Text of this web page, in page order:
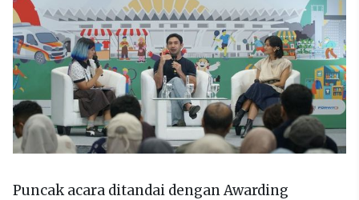
Puncak acara ditandai dengan Awarding